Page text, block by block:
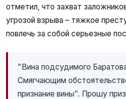
отметил, что захват
угрозой взрыва – тяжкое
повлечь за собой серьезные
"Вина подсудимого
Смягчающим
признание вины". Прошу